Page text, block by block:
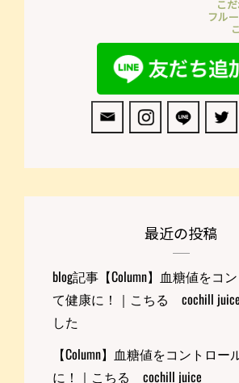
こ
フル
最近の投稿
blog記事【Column】血糖値をコ
て健康に！｜こちる cochill
した
【Column】血糖値をコントロ
に！｜こちる cochill juice